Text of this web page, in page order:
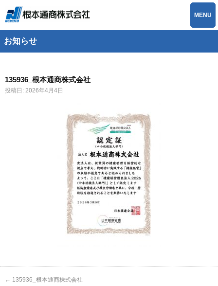
MENU
お知らせ
135936_根本通商株式会社
投稿日: 2026年4月4日
← 135936_根本通商株式会社